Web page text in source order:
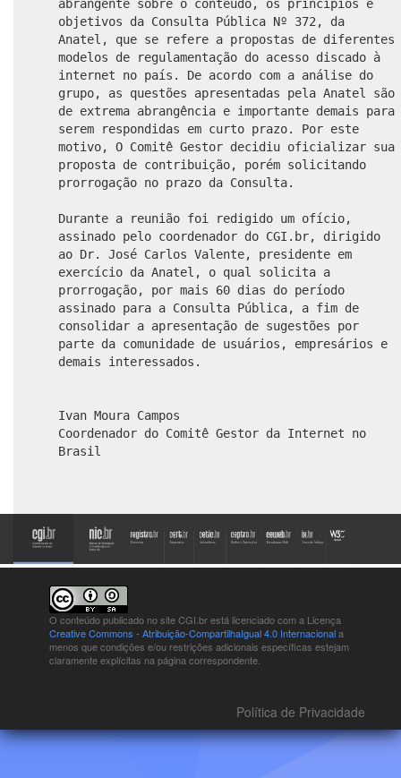
abrangente sobre o conteúdo, os princípios e
objetivos da Consulta Pública Nº 372, da
Anatel, que se refere a propostas de diferentes
modelos de regulamentação do acesso discado à
internet no país. De acordo com a análise do
grupo, as questões apresentadas pela Anatel são
de extrema abrangência e importante demais para
serem respondidas em curto prazo. Por este
motivo, O Comitê Gestor decidiu oficializar sua
proposta de contribuição, porém solicitando
prorrogação no prazo da Consulta.
Durante a reunião foi redigido um ofício,
assinado pelo coordenador do CGI.br, dirigido
ao Dr. José Carlos Valente, presidente em
exercício da Anatel, o qual solicita a
prorrogação, por mais 60 dias do período
assinado para a Consulta Pública, a fim de
consolidar a apresentação de sugestões por
parte da comunidade de usuários, empresários e
demais interessados.
Ivan Moura Campos
Coordenador do Comitê Gestor da Internet no
Brasil
O conteúdo publicado no site CGI.br está licenciado com a Licença
Creative Commons - Atribuição-CompartilhaIgual 4.0 Internacionala
menos que condições e/ou restrições adicionais específicas estejam
claramente explícitas na página correspondente.
Política de Privacidade